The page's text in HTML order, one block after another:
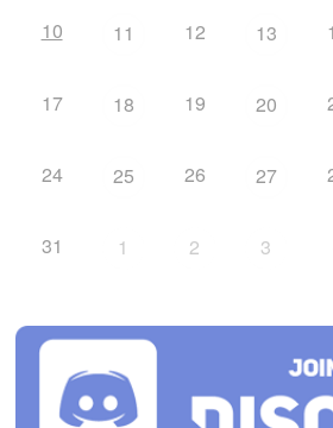
10 11 12 13
17 18 19 20
24 25 26 27
31 1 2 3